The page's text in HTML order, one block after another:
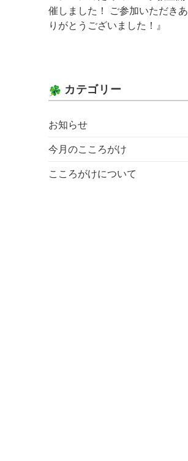
催しました！ ご参加いただきあ
りがとうございました！』
カテゴリー
お知らせ
今月のこころがけ
こころがけについて